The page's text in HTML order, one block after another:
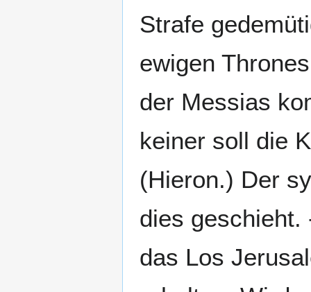
Strafe
ewigen
der Messias
keiner soll die
(Hieron.) Der
dies geschieht.
das Los